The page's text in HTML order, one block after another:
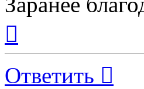
началу
Ответить